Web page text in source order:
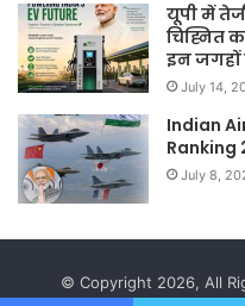
यूपी में
चिह्नित
इन जगहों
July 14,
Indian
Ranking
July 8,
© Copyright 2026, All